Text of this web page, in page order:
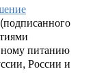
питанию
России и